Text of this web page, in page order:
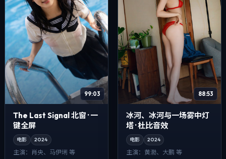
99:03
The Last Signal 北窗 · 一
键全屏
电影 2024
主演： 肖央、马伊琍 等
88:53
冰河、冰河与一场雾中灯
塔 · 杜比音效
电影 2024
主演： 黄渤、大鹏 等